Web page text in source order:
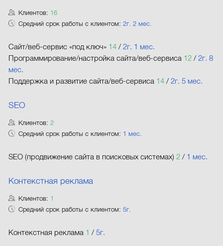
Клиентов: 16
Средний срок работы с клиентом:2г. 2 мес.
Сайт/веб-сервис «под ключ» 14 /2г. 1 мес.
Программирование/настройка сайта/веб-сервиса 12 /2г. 8
мес.
Поддержка и развитие сайта/веб-сервиса 14 /2г. 5 мес.
SEO
Клиентов:2
Средний срок работы с клиентом: 1 мес.
SEO (продвижение сайта в поисковых системах) 2 / 1 мес.
Контекстная реклама
Клиентов: 1
Средний срок работы с клиентом:5г.
Контекстная реклама 1 /5г.